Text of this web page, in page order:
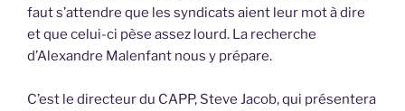
faut s’attendre que les syndicats aient leur mot à dire
et que celui-ci pèse assez lourd. La recherche
d’Alexandre Malenfant nous y prépare.
C’est le directeur du CAPP, Steve Jacob, qui présentera